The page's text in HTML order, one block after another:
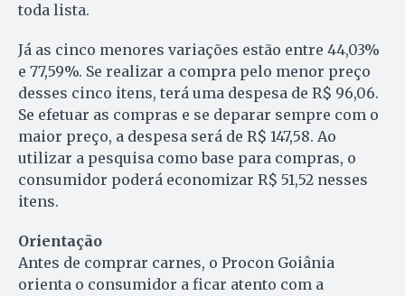
toda lista.
Já as cinco menores variações estão entre 44,03%
e 77,59%. Se realizar a compra pelo menor preço
desses cinco itens, terá uma despesa de R$ 96,06.
Se efetuar as compras e se deparar sempre com o
maior preço, a despesa será de R$ 147,58. Ao
utilizar a pesquisa como base para compras, o
consumidor poderá economizar R$ 51,52 nesses
itens.
Orientação
Antes de comprar carnes, o Procon Goiânia
orienta o consumidor a ficar atento com a